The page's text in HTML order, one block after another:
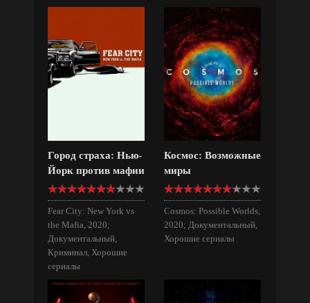
Город страха: Нью-
Йорк против мафии
Fear City: New York vs
the Mafia, 2020;
Документальный,
Криминал, Хорошие
сериалы
Космос: Возможные
миры
Cosmos: Possible Worlds,
2020; Документальный,
Хорошие сериалы